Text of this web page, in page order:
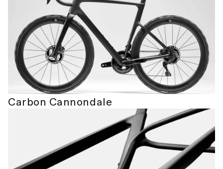
Carbon Cannondale